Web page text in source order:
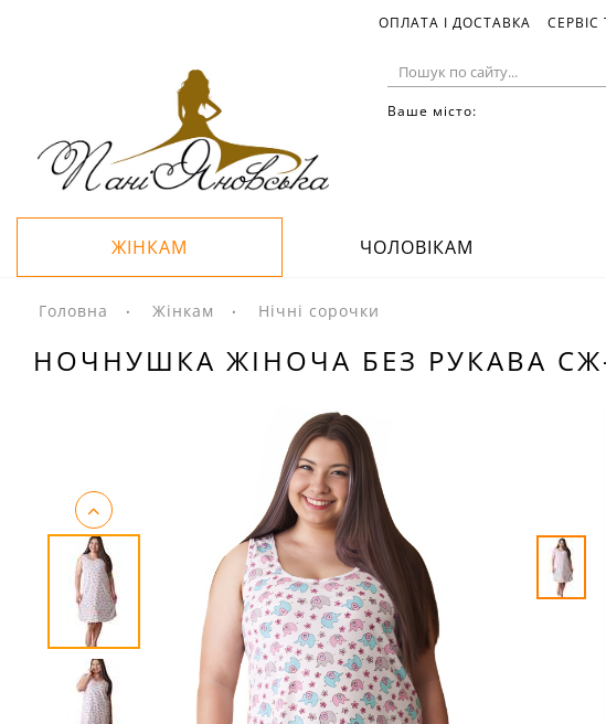
ОПЛАТА І ДОСТАВКА
Ваше місто:
ЖІНКАМ ЧОЛОВІКАМ
Головна Жінкам Нічні сорочки
НОЧНУШКА ЖІНОЧА БЕЗ РУКАВА СЖ-